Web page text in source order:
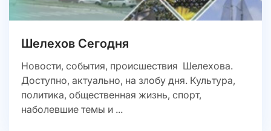
Шелехов Сегодня
Новости, события, происшествия Шелехова.
Доступно, актуально, на злобу дня. Культура,
политика, общественная жизнь, спорт,
наболевшие темы и ...